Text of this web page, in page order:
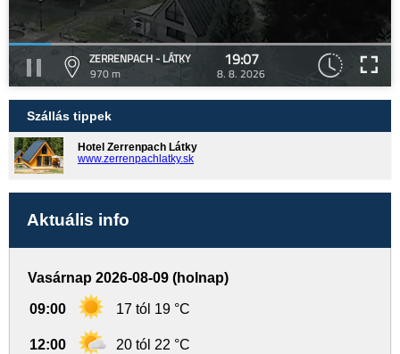
ZERRENPACH - LÁTKY
970 m
19:07
8. 8. 2026
Szállás tippek
Hotel Zerrenpach Látky
www.zerrenpachlatky.sk
Aktuális info
Vasárnap 2026-08-09 (holnap)
09:00 17 tól 19 °C
12:00 20 tól 22 °C